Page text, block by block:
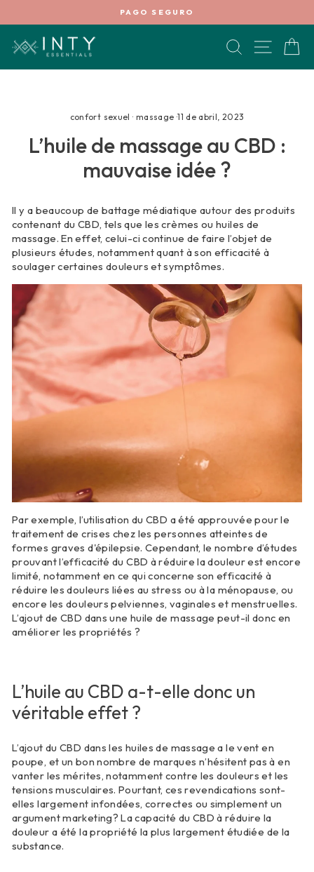
contenido
diapositivas
PAGO SEGURO
BUSCAR
confort sexuel · massage ·11 de abril, 2023
L’huile de massage au CBD :
mauvaise idée ?
Il y a beaucoup de battage médiatique autour des produits
contenant du CBD, tels que les crèmes ou huiles de
massage. En effet, celui-ci continue de faire l’objet de
plusieurs études, notamment quant à son efficacité à
soulager certaines douleurs et symptômes.
Par exemple, l’utilisation du CBD a été approuvée pour le
traitement de crises chez les personnes atteintes de
formes graves d'épilepsie. Cependant, le nombre d’études
prouvant l’efficacité du CBD à réduire la douleur est encore
limité, notamment en ce qui concerne son efficacité à
réduire les douleurs liées au stress ou à la ménopause, ou
encore les douleurs pelviennes, vaginales et menstruelles.
L’ajout de CBD dans une huile de massage peut-il donc en
améliorer les propriétés ?
L’huile au CBD a-t-elle donc un
véritable effet ?
L’ajout du CBD dans les huiles de massage a le vent en
poupe, et un bon nombre de marques n’hésitent pas à en
vanter les mérites, notamment contre les douleurs et les
tensions musculaires. Pourtant, ces revendications sont-
elles largement infondées, correctes ou simplement un
argument marketing? La capacité du CBD à réduire la
douleur a été la propriété la plus largement étudiée de la
substance.